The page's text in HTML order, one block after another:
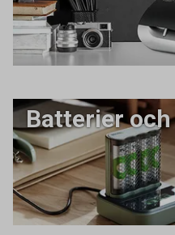
Batterier